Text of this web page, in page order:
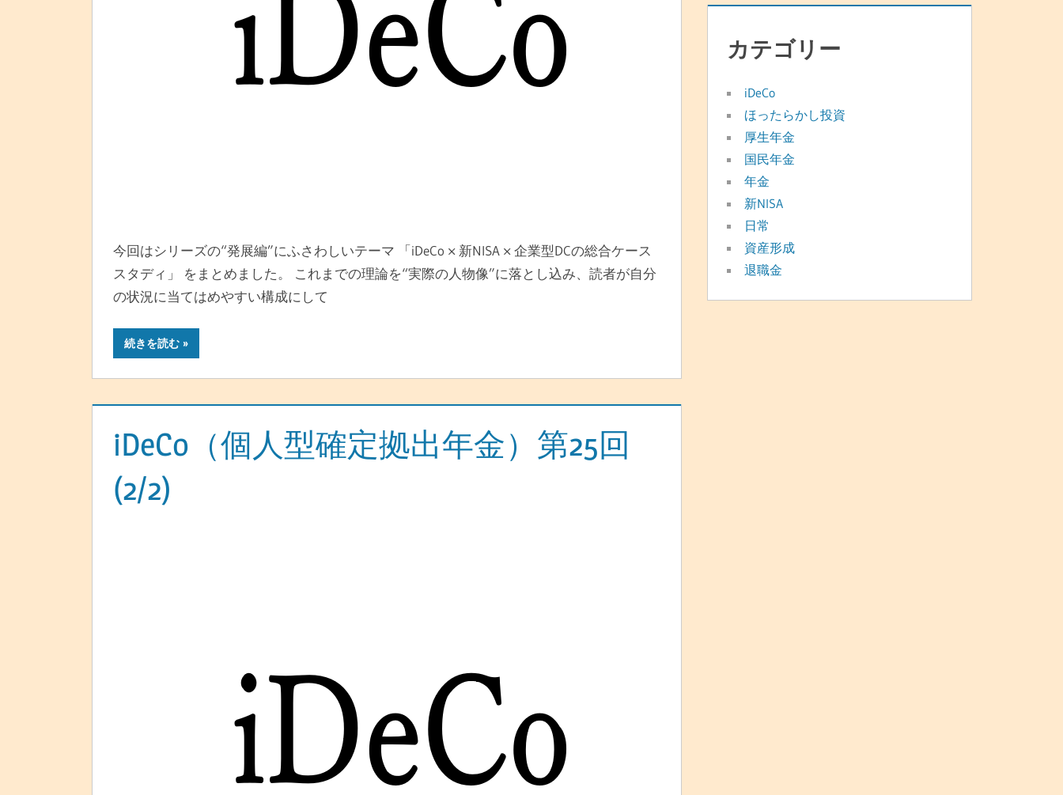
今回はシリーズの“発展編”にふさわしいテーマ 「iDeCo × 新NISA × 企業型DCの総合ケース
スタディ」 をまとめました。 これまでの理論を“実際の人物像”に落とし込み、読者が自分
の状況に当てはめやすい構成にして
続きを読む
iDeCo（個人型確定拠出年金）第25回
(2/2)
カテゴリー
iDeCo
ほったらかし投資
厚生年金
国民年金
年金
新NISA
日常
資産形成
退職金